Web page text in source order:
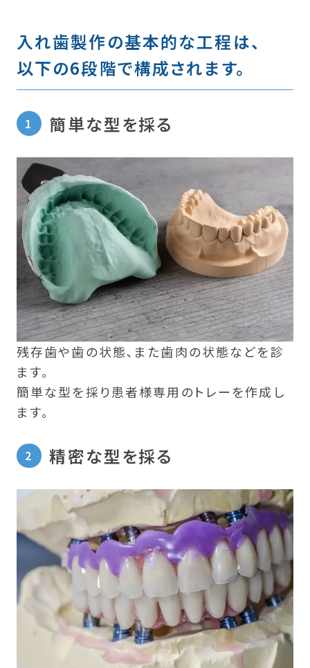
入れ歯製作の基本的な工程は、
以下の6段階で構成されます。
簡単な型を採る
残存歯や歯の状態､また歯肉の状態などを診
ます。
簡単な型を採り患者様専用のトレーを作成し
ます。
精密な型を採る